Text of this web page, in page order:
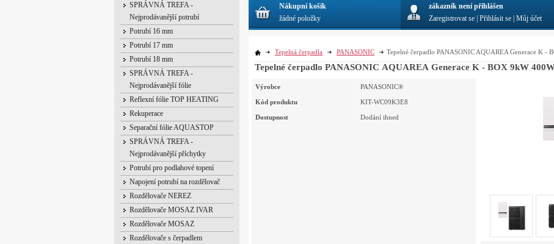
SPRÁVNÁ TREFA -
Nejprodávanější potrubí
Potrubí 16 mm
Potrubí 17 mm
Potrubí 18 mm
SPRÁVNÁ TREFA -
Nejprodávanější fólie
Reflexní fólie TOP HEATING
Rekuperace
Separační fólie AQUASTOP
SPRÁVNÁ TREFA -
Nejprodávanější příchytky
Potrubí pro podlahové topení
Napojení potrubí na rozdělovač
Rozdělovače NEREZ
Rozdělovače MOSAZ IVAR
Rozdělovače MOSAZ
Rozdělovače s čerpadlem
Tepelná čerpadla PANASONIC Tepelné čerpadlo PANASONIC AQUAREA Generace K -
Tepelné čerpadlo PANASONIC AQUAREA Generace K - BOX 9kW
Výrobce PANASONIC®
Kód produktu KIT-WC09K3E8
Dostupnost Dodání ihned
Nákupní košík
žádné položky
zákazník není přihlášen
Zaregistrovat se Přihlásit se Můj účet